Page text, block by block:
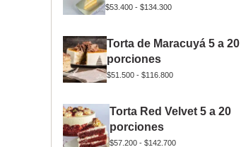
$53.400- $134.300
Torta de Maracuyá 5 a 20
porciones
$51.500 -$116.800
Torta Red Velvet 5 a 20
porciones
$57.200- $142.700